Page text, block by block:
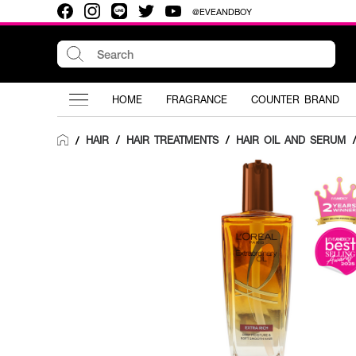
@EVEANDBOY
HOME FRAGRANCE COUNTER BRAND
/ HAIR / HAIR TREATMENTS / HAIR OIL AND SERUM /